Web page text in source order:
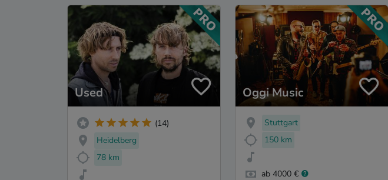
Used
(14)
Heidelberg
78 km
Oggi Music
Stuttgart
150 km
ab 4000 €